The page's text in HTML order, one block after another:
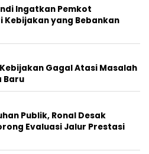
Ingatkan Pemkot
Kebijakan yang Bebankan
Gagal Atasi Masalah
Baru
Publik, Ronal Desak
Evaluasi Jalur Prestasi